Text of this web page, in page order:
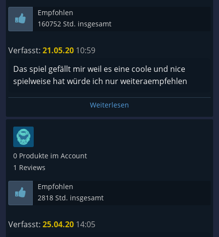
Empfohlen
160752 Std. insgesamt
Verfasst: 21.05.20 10:59
Das spiel gefällt mir weil es eine coole und nice
spielweise hat würde ich nur weiteraempfehlen
Weiterlesen
0 Produkte im Account
1 Reviews
Empfohlen
2818 Std. insgesamt
Verfasst: 25.04.20 14:05